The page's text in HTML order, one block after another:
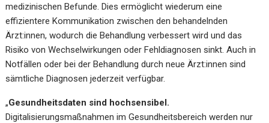
medizinischen Befunde. Dies ermöglicht wiederum eine
effizientere Kommunikation zwischen den behandelnden
Ärzt:innen, wodurch die Behandlung verbessert wird und das
Risiko von Wechselwirkungen oder Fehldiagnosen sinkt. Auch in
Notfällen oder bei der Behandlung durch neue Ärzt:innen sind
sämtliche Diagnosen jederzeit verfügbar.
„Gesundheitsdaten sind hochsensibel.
Digitalisierungsmaßnahmen im Gesundheitsbereich werden nur